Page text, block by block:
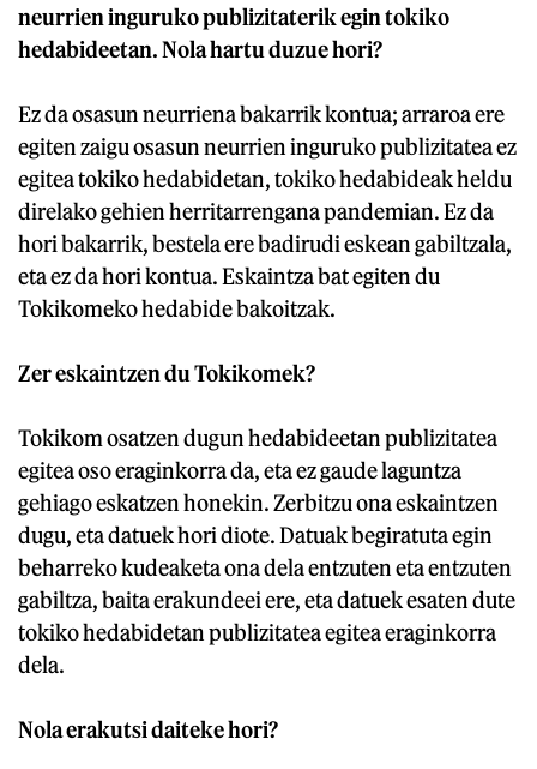
neurrien inguruko publizitaterik egin tokiko
hedabideetan. Nola hartu duzue hori?
Ez da osasun neurriena bakarrik kontua; arraroa ere
egiten zaigu osasun neurrien inguruko publizitatea ez
egitea tokiko hedabidetan, tokiko hedabideak heldu
direlako gehien herritarrengana pandemian. Ez da
hori bakarrik, bestela ere badirudi eskean gabiltzala,
eta ez da hori kontua. Eskaintza bat egiten du
Tokikomeko hedabide bakoitzak.
Zer eskaintzen du Tokikomek?
Tokikom osatzen dugun hedabideetan publizitatea
egitea oso eraginkorra da, eta ez gaude laguntza
gehiago eskatzen honekin. Zerbitzu ona eskaintzen
dugu, eta datuek hori diote. Datuak begiratuta egin
beharreko kudeaketa ona dela entzuten eta entzuten
gabiltza, baita erakundeei ere, eta datuek esaten dute
tokiko hedabidetan publizitatea egitea eraginkorra
dela.
Nola erakutsi daiteke hori?